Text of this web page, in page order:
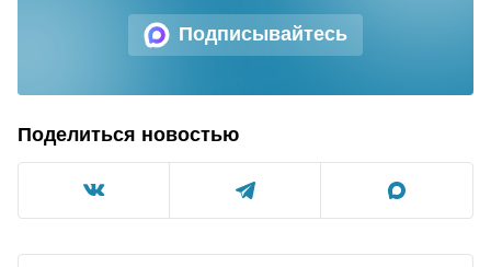
Подписывайтесь
Поделиться новостью